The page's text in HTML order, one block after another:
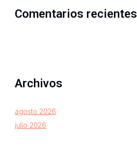
Comentarios recientes
Archivos
agosto 2026
julio 2026